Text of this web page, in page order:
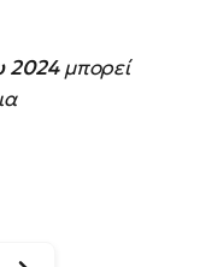
2024μπορεί